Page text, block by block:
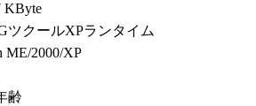
KByte
ツクールXPランタイム
ME/2000/XP
齢